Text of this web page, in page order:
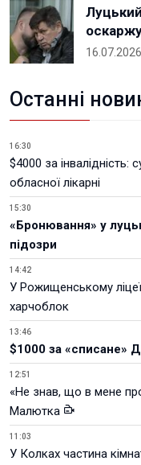
16.07.2026
Останні
16:30
$4000 за
обласної лікарні
15:30
«Бронювання» у
підозри
14:42
У Рожищенському
харчоблок
13:46
$1000 за «списане»
12:51
«Не знав, що в мене
Малютка
11:03
У Колках частина